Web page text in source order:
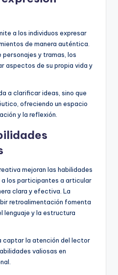
a los individuos expresar
de manera auténtica.
y tramas, los
aspectos de su propia vida y
a clarificar ideas, sino que
ofreciendo un espacio
y la reflexión.
mejoran las habilidades
los participantes a articular
clara y efectiva. La
retroalimentación fomenta
lenguaje y la estructura
captar la atención del lector
valiosas en